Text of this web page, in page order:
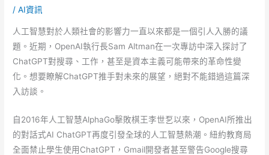
/AI資訊
人工智慧對於人類社會的影響力一直以來都是一個引人入勝的議
題。近期，OpenAI執行長Sam Altman在一次專訪中深入探討了
ChatGPT對搜尋、工作，甚至是資本主義可能帶來的革命性變
化。想要瞭解ChatGPT推手對未來的展望，絕對不能錯過這篇深
入訪談。
自2016年人工智慧AlphaGo擊敗棋王李世乭以來，OpenAI所推出
的對話式AI ChatGPT再度引發全球的人工智慧熱潮。紐約教育局
全面禁止學生使用ChatGPT，Gmail開發者甚至警告Google搜尋